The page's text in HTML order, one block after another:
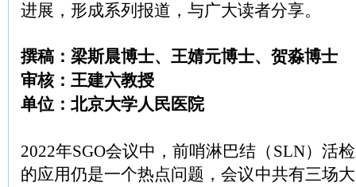
进展，形成系列报道，与广大读者分享。
撰稿：梁斯晨博士、王婧元博士、贺淼博士
审核：王建六教授
单位：北京大学人民医院
2022年SGO会议中，前哨淋巴结（SLN）活
的应用仍是一个热点问题，会议中共有三场